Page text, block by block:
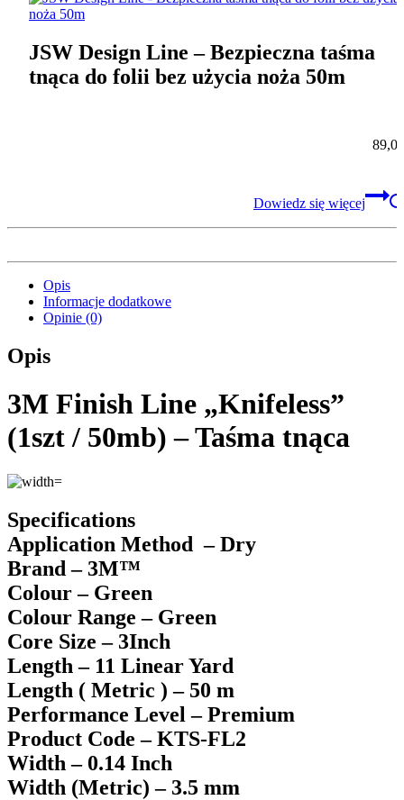
JSW Design Line – Bezpieczna taśma
tnąca do folii bez użycia noża 50m
Dowiedz się więcej
Opis
Informacje dodatkowe
Opinie (0)
Opis
3M Finish Line „Knifeless”
(1szt / 50mb) – Taśma tnąca
Specifications
Application Method – Dry
Brand – 3M™
Colour – Green
Colour Range – Green
Core Size – 3Inch
Length – 11 Linear Yard
Length ( Metric ) – 50 m
Performance Level – Premium
Product Code – KTS-FL2
Width – 0.14 Inch
Width (Metric) – 3.5 mm